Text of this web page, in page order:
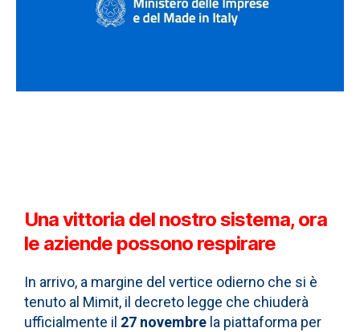
Una vittoria del nostro sistema, ora
le aziende possono respirare
In arrivo, a margine del vertice odierno che si è
tenuto al Mimit, il decreto legge che chiuderà
ufficialmente il 27 novembre la piattaforma per